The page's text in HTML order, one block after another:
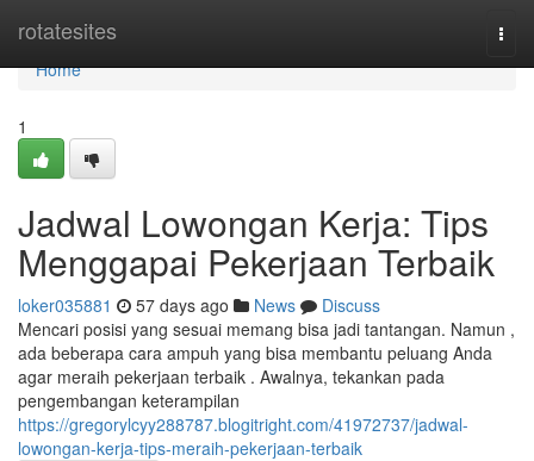
rotatesites
Home
Home
1
Jadwal Lowongan Kerja: Tips
Menggapai Pekerjaan Terbaik
loker035881 57 days ago News
Discuss
Mencari posisi yang sesuai memang bisa jadi tantangan. Namun ,
ada beberapa cara ampuh yang bisa membantu peluang Anda
agar meraih pekerjaan terbaik . Awalnya, tekankan pada
pengembangan keterampilan
https://gregorylcyy288787.blogitright.com/41972737/jadwal-
lowongan-kerja-tips-meraih-pekerjaan-terbaik